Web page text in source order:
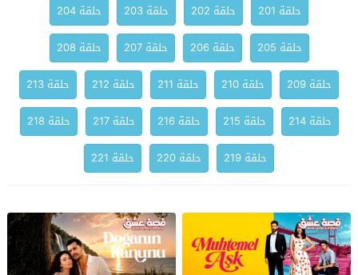
حلقة 201
حلقة 202 حلقة 203
حلقة 204
حلقة 205
حلقة 206 حلقة 207
حلقة 208
حلقة 209
حلقة 210 حلقة 211 حلقة 212
حلقة 213
حلقة 214
حلقة 215 حلقة 216 حلقة 217
حلقة 218
حلقة 219
حلقة 220 حلقة 221